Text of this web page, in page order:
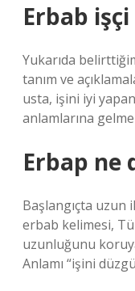
Erbab
Yukarıda
tanım ve
usta, işini iyi
anlamlarına
Erbap ne
Başlangıçta uzun
erbab kelimesi,
uzunluğunu
Anlamı “işini